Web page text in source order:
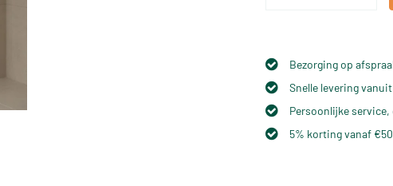
Bezorging op
Snelle levering
Persoonlijke
5% korting vanaf